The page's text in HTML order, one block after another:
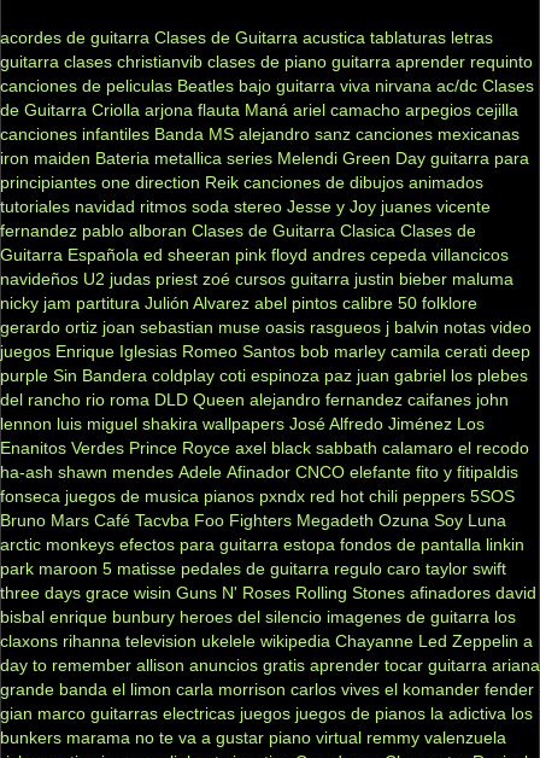
acordes de guitarra Clases de Guitarra acustica tablaturas letras
guitarra clases christianvib clases de piano guitarra aprender requinto
canciones de peliculas Beatles bajo guitarra viva nirvana ac/dc Clases
de Guitarra Criolla arjona flauta Maná ariel camacho arpegios cejilla
canciones infantiles Banda MS alejandro sanz canciones mexicanas
iron maiden Bateria metallica series Melendi Green Day guitarra para
principiantes one direction Reik canciones de dibujos animados
tutoriales navidad ritmos soda stereo Jesse y Joy juanes vicente
fernandez pablo alboran Clases de Guitarra Clasica Clases de
Guitarra Española ed sheeran pink floyd andres cepeda villancicos
navideños U2 judas priest zoé cursos guitarra justin bieber maluma
nicky jam partitura Julión Alvarez abel pintos calibre 50 folklore
gerardo ortiz joan sebastian muse oasis rasgueos j balvin notas video
juegos Enrique Iglesias Romeo Santos bob marley camila cerati deep
purple Sin Bandera coldplay coti espinoza paz juan gabriel los plebes
del rancho rio roma DLD Queen alejandro fernandez caifanes john
lennon luis miguel shakira wallpapers José Alfredo Jiménez Los
Enanitos Verdes Prince Royce axel black sabbath calamaro el recodo
ha-ash shawn mendes Adele Afinador CNCO elefante fito y fitipaldis
fonseca juegos de musica pianos pxndx red hot chili peppers 5SOS
Bruno Mars Café Tacvba Foo Fighters Megadeth Ozuna Soy Luna
arctic monkeys efectos para guitarra estopa fondos de pantalla linkin
park maroon 5 matisse pedales de guitarra regulo caro taylor swift
three days grace wisin Guns N' Roses Rolling Stones afinadores david
bisbal enrique bunbury heroes del silencio imagenes de guitarra los
claxons rihanna television ukelele wikipedia Chayanne Led Zeppelin a
day to remember allison anuncios gratis aprender tocar guitarra ariana
grande banda el limon carla morrison carlos vives el komander fender
gian marco guitarras electricas juegos juegos de pianos la adictiva los
bunkers marama no te va a gustar piano virtual remmy valenzuela